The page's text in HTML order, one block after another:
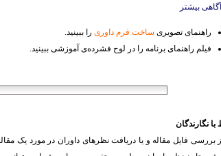
بیشتر
راهنمای تصویری ساخت فرم داوری را ببینید.
فیلم راهنمای برنامه را در لوح فشرده‌ی آموزشی ببینید.
با نگارندگان
بررسی فایل مقاله و یا دریافت نظرهای داوران در مورد یک مقاله